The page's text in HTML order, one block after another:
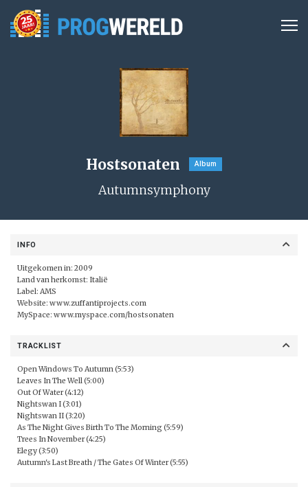
Hostsonaten Album
Autumnsymphony
INFO
Uitgekomen in: 2009
Land van herkomst: Italië
Label: AMS
Website: www.zuffantiprojects.com
MySpace: www.myspace.com/hostsonaten
TRACKLIST
Open Windows To Autumn (5:53)
Leaves In The Well (5:00)
Out Of Water (4:12)
Nightswan I (3:01)
Nightswan II (3:20)
As The Night Gives Birth To The Morning (5:59)
Trees In November (4:25)
Elegy (3:50)
Autumn's Last Breath / The Gates Of Winter (5:55)